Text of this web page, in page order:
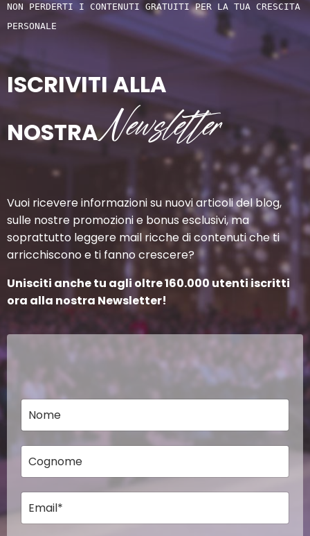
NON PERDERTI I CONTENUTI GRATUITI PER LA TUA CRESCITA
PERSONALE
ISCRIVITI ALLA
NOSTRANewsletter
Vuoi ricevere informazioni su nuovi articoli del blog,
sulle nostre promozioni e bonus esclusivi, ma
soprattutto leggere mail ricche di contenuti che ti
arricchiscono e ti fanno crescere?
Unisciti anche tu agli oltre 160.000 utenti iscritti
ora alla nostra Newsletter!